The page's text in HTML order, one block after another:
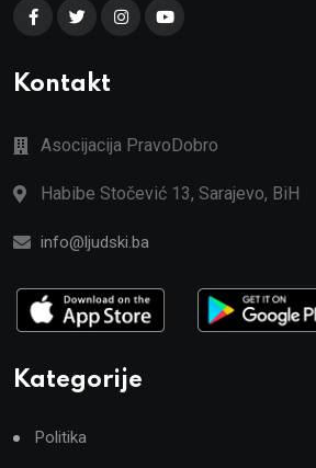
Kontakt
Asocijacija PravoDobro
Habibe Stočević 13, Sarajevo, BiH
info@ljudski.ba
Kategorije
Politika